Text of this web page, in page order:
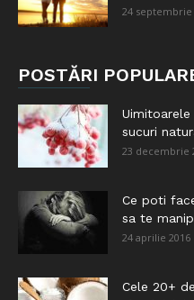
24 septembrie
POSTĂRI
sucuri
23 decembrie
Ce poti
sa te
24 aprilie 2016
Cele 20+